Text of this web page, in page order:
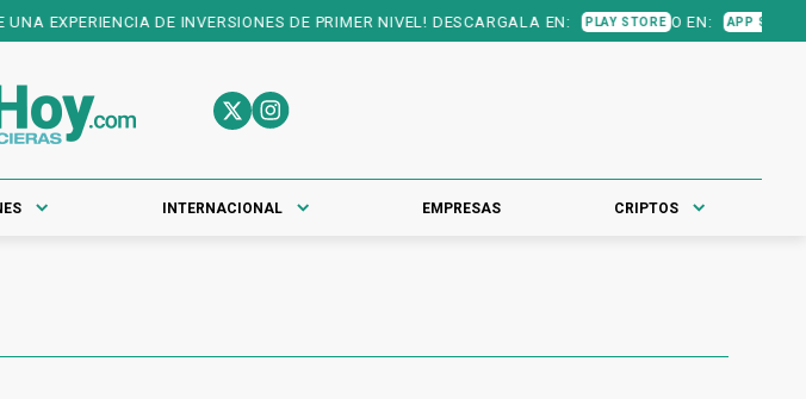
INVERSIONES DE PRIMER NIVEL! DESCARGALA EN: PLAY STORE O EN: APP STORE
INTERNACIONAL EMPRESAS CRIPTOS